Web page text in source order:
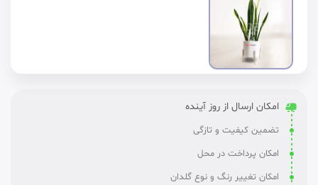
امکان ارسال از روز آینده
تضمین کیفیت و تازگی
امکان پرداخت در محل
امکان تغییر رنگ و نوع گلدان